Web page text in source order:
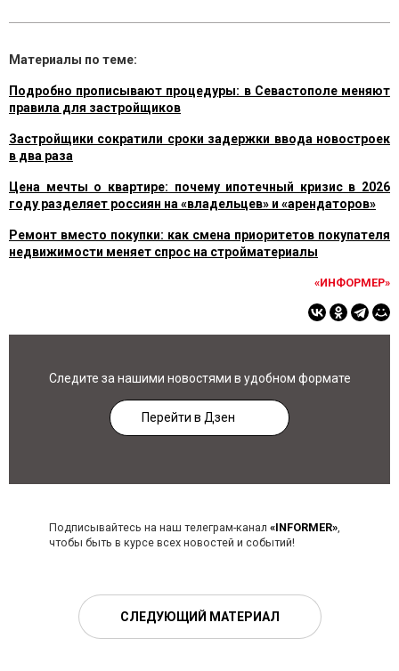
Материалы по теме:
Подробно прописывают процедуры: в Севастополе меняют
правила для застройщиков
Застройщики сократили сроки задержки ввода новостроек
в два раза
Цена мечты о квартире: почему ипотечный кризис в 2026
году разделяет россиян на «владельцев» и «арендаторов»
Ремонт вместо покупки: как смена приоритетов покупателя
недвижимости меняет спрос на стройматериалы
«ИНФОРМЕР»
Следите за нашими новостями в удобном формате
Перейти в Дзен
Подписывайтесь на наш телеграм-канал «INFORMER»
чтобы быть в курсе всех новостей и событий!
СЛЕДУЮЩИЙ МАТЕРИАЛ